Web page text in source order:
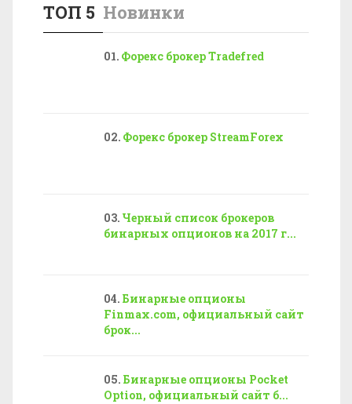
ТОП 5 Новинки
Форекс брокер Tradefred
Форекс брокер StreamForex
Черный список брокеров
бинарных опционов на 2017 г...
Бинарные опционы
Finmax.com, официальный сайт
брок...
Бинарные опционы Pocket
Option, официальный сайт б...